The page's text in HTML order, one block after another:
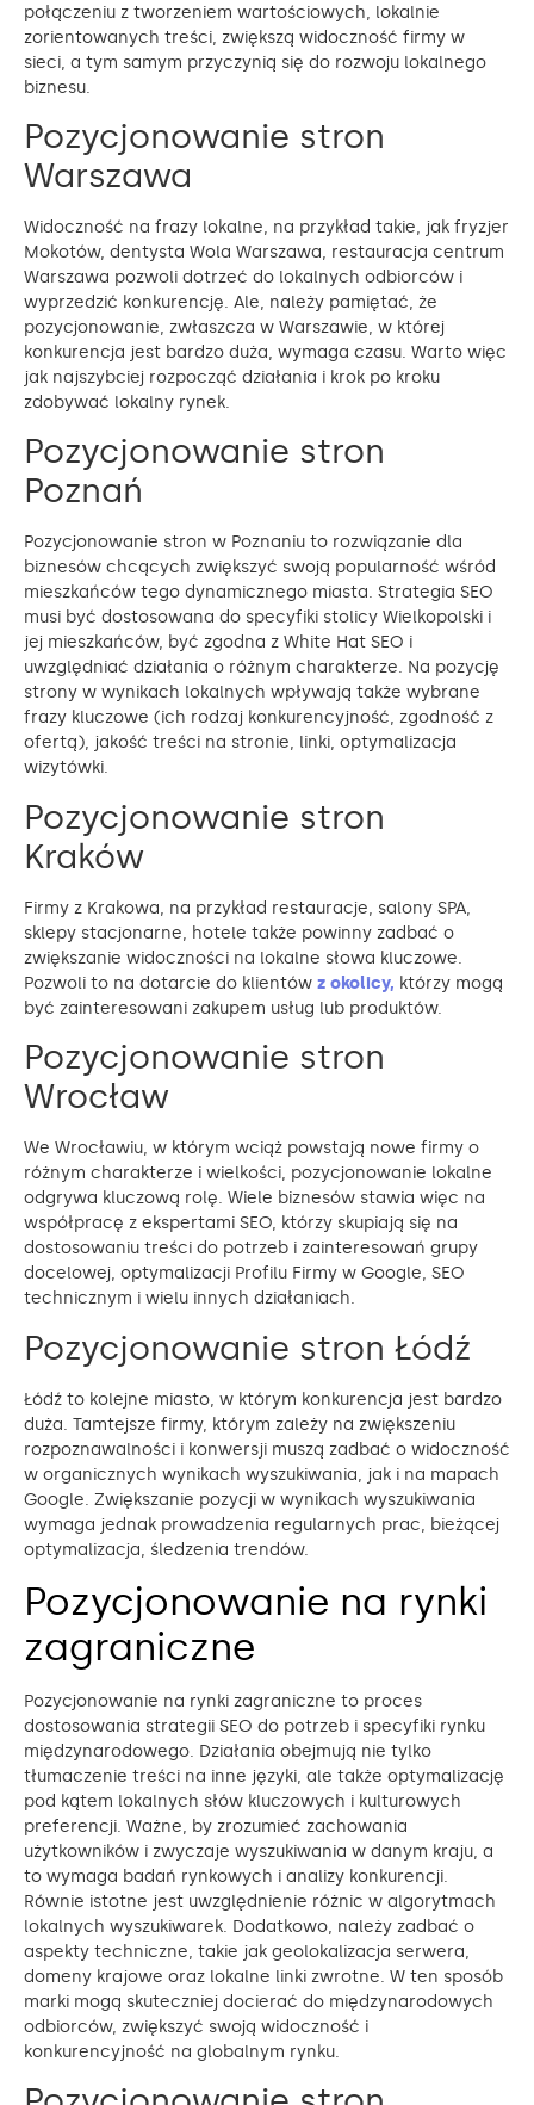
połączeniu z tworzeniem wartościowych, lokalnie
zorientowanych treści, zwiększą widoczność firmy w
sieci, a tym samym przyczynią się do rozwoju lokalnego
biznesu.
Pozycjonowanie stron
Warszawa
Widoczność na frazy lokalne, na przykład takie, jak fryzjer
Mokotów, dentysta Wola Warszawa, restauracja centrum
Warszawa pozwoli dotrzeć do lokalnych odbiorców i
wyprzedzić konkurencję. Ale, należy pamiętać, że
pozycjonowanie, zwłaszcza w Warszawie, w której
konkurencja jest bardzo duża, wymaga czasu. Warto więc
jak najszybciej rozpocząć działania i krok po kroku
zdobywać lokalny rynek.
Pozycjonowanie stron
Poznań
Pozycjonowanie stron w Poznaniu to rozwiązanie dla
biznesów chcących zwiększyć swoją popularność wśród
mieszkańców tego dynamicznego miasta. Strategia SEO
musi być dostosowana do specyfiki stolicy Wielkopolski i
jej mieszkańców, być zgodna z White Hat SEO i
uwzględniać działania o różnym charakterze. Na pozycję
strony w wynikach lokalnych wpływają także wybrane
frazy kluczowe (ich rodzaj konkurencyjność, zgodność z
ofertą), jakość treści na stronie, linki, optymalizacja
wizytówki.
Pozycjonowanie stron
Kraków
Firmy z Krakowa, na przykład restauracje, salony SPA,
sklepy stacjonarne, hotele także powinny zadbać o
zwiększanie widoczności na lokalne słowa kluczowe.
Pozwoli to na dotarcie do klientów z okolicy, którzy mogą
być zainteresowani zakupem usług lub produktów.
Pozycjonowanie stron
Wrocław
We Wrocławiu, w którym wciąż powstają nowe firmy o
różnym charakterze i wielkości, pozycjonowanie lokalne
odgrywa kluczową rolę. Wiele biznesów stawia więc na
współpracę z ekspertami SEO, którzy skupiają się na
dostosowaniu treści do potrzeb i zainteresowań grupy
docelowej, optymalizacji Profilu Firmy w Google, SEO
technicznym i wielu innych działaniach.
Pozycjonowanie stron Łódź
Łódź to kolejne miasto, w którym konkurencja jest bardzo
duża. Tamtejsze firmy, którym zależy na zwiększeniu
rozpoznawalności i konwersji muszą zadbać o widoczność
w organicznych wynikach wyszukiwania, jak i na mapach
Google. Zwiększanie pozycji w wynikach wyszukiwania
wymaga jednak prowadzenia regularnych prac, bieżącej
optymalizacja, śledzenia trendów.
Pozycjonowanie na rynki
zagraniczne
Pozycjonowanie na rynki zagraniczne to proces
dostosowania strategii SEO do potrzeb i specyfiki rynku
międzynarodowego. Działania obejmują nie tylko
tłumaczenie treści na inne języki, ale także optymalizację
pod kątem lokalnych słów kluczowych i kulturowych
preferencji. Ważne, by zrozumieć zachowania
użytkowników i zwyczaje wyszukiwania w danym kraju, a
to wymaga badań rynkowych i analizy konkurencji.
Równie istotne jest uwzględnienie różnic w algorytmach
lokalnych wyszukiwarek. Dodatkowo, należy zadbać o
aspekty techniczne, takie jak geolokalizacja serwera,
domeny krajowe oraz lokalne linki zwrotne. W ten sposób
marki mogą skuteczniej docierać do międzynarodowych
odbiorców, zwiększyć swoją widoczność i
konkurencyjność na globalnym rynku.